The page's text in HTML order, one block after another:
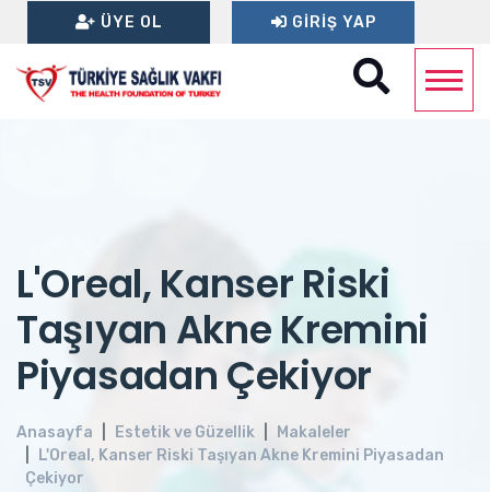
ÜYE OL GIRIŞ YAP
L'Oreal, Kanser Riski
Taşıyan Akne Kremini
Piyasadan Çekiyor
Anasayfa Estetik ve Güzellik
Makaleler
L'Oreal, Kanser Riski Taşıyan Akne Kremini Piyasadan
Çekiyor